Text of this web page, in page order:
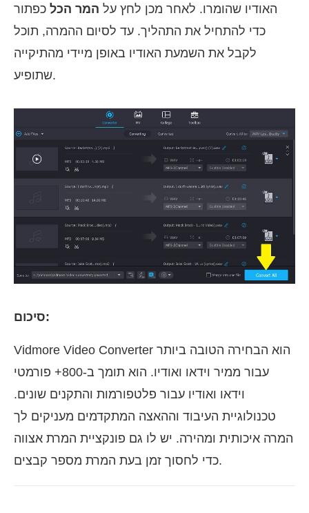
האודיו שהומרו. לאחר מכן לחץ על המר הכל כפתור
כדי להתחיל את התהליך. עד לסיום ההמרה, תוכל
לקבל את השמעת האודיו באופן מיידי מהתיקייה
שתופיע.
סיכום:
Vidmore Video Converter הוא הבחירה הטובה ביותר
עבור ממיר וידאו ואודיו. הוא תומך ב-800+ פורמטי
וידאו ואודיו עבור פלטפורמות והתקנים שונים.
טכנולוגיית העיבוד וההאצה המתקדמים מעניקים לך
המרה איכותית ומהירה. יש לו גם פונקציית המרת אצווה
כדי לחסוך זמן בעת המרת מספר קבצים.